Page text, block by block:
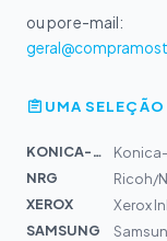
ou por e-mail:
UMA
KONICA-MIN...
NRG
XEROX
Xerox
SAMSUNG